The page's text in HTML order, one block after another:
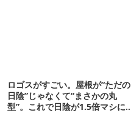
ロゴスがすごい。屋根が“ただの
日陰”じゃなくて“まさかの丸
型”。これで日陰が1.5倍マシに